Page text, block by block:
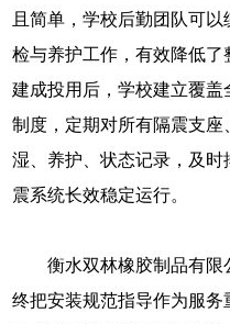
且简单，学校后勤团队可
检与养护工作，有效降低了
建成投用后，学校建立覆
制度，定期对所有隔震支
湿、养护、状态记录，及
震系统长效稳定运行。
衡水双林橡胶制品有
终把安装规范指导作为服务